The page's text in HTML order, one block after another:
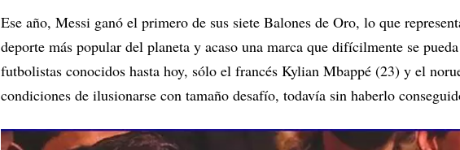
Ese año, Messi ganó el primero de sus siete Balones de Oro, lo que
deporte más popular del planeta y acaso una marca que difícilmente se
futbolistas conocidos hasta hoy, sólo el francés Kylian Mbappé (23) y el
condiciones de ilusionarse con tamaño desafío, todavía sin haberlo